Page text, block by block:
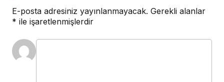
E-posta adresiniz yayınlanmayacak. Gerekli alanlar
* ile işaretlenmişlerdir